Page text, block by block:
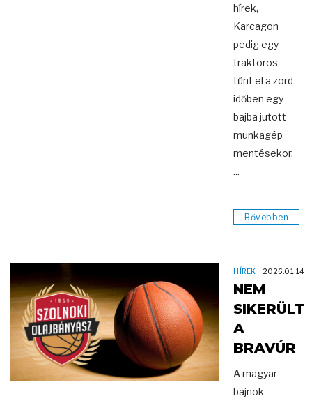
hírek,
Karcagon
pedig egy
traktoros
tűnt el a zord
időben egy
bajba jutott
munkagép
mentésekor.
...
Bővebben
HÍREK 2026.01.14
NEM
SIKERÜLT
A
BRAVÚR
A magyar
bajnok